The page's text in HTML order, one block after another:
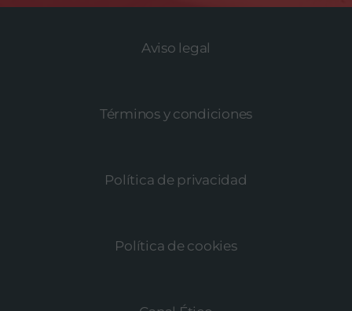
Aviso legal
Términos y condiciones
Política de privacidad
Política de cookies